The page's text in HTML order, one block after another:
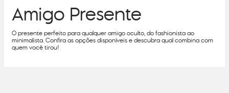
Amigo Presente
O presente perfeito para qualquer amigo oculto, do fashionista ao
minimalista. Confira as opções disponíveis e descubra qual combina com
quem você tirou!